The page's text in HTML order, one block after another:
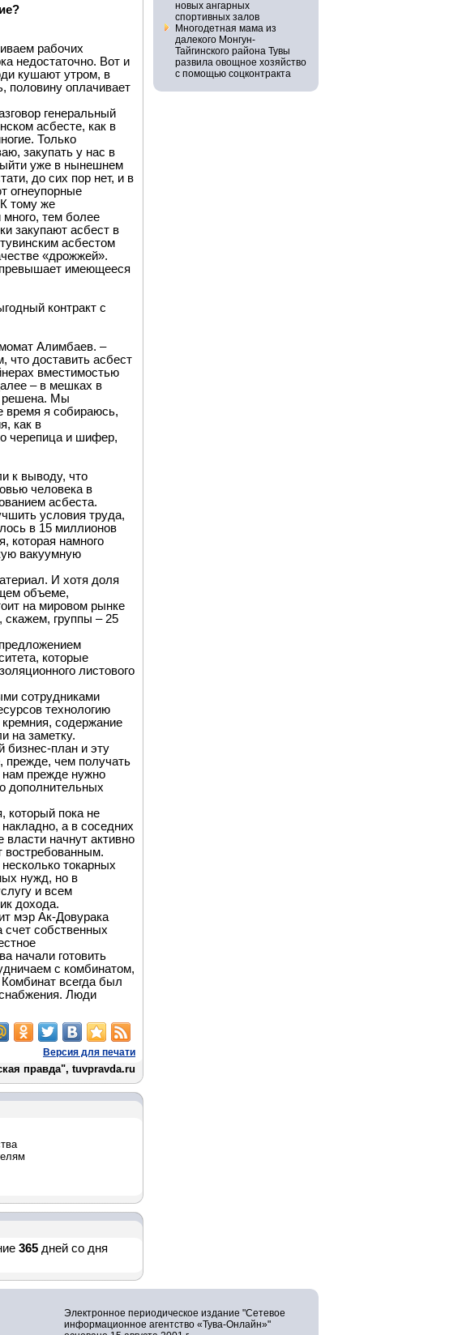
рабочих
недостаточно. Вот и
кушают утром, в
половину оплачивает
генеральный
асбесте, как в
Только
закупать у нас в
уже в нынешнем
до сих пор нет, и в
огнеупорные
тому же
тем более
закупают асбест в
асбестом
«дрожжей».
превышает имеющееся
контракт с
Алимбаев. –
что доставить асбест
вместимостью
– в мешках в
решена. Мы
время я собираюсь,
как в
черепица и шифер,
к выводу, что
человека в
асбеста.
условия труда,
в 15 миллионов
которая намного
вакуумную
И хотя доля
объеме,
на мировом рынке
скажем, группы – 25
которые
листового
сотрудниками
технологию
кремния, содержание
на заметку.
бизнес-план и эту
прежде, чем получать
нам прежде нужно
дополнительных
который пока не
а в соседних
начнут активно
востребованным.
токарных
нужд, но в
и всем
дохода.
мэр Ак-Довурака
собственных
начали готовить
с комбинатом,
всегда был
Люди
Версия для печати
правда", tuvpravda.ru
365 дней со дня
новых ангарных
спортивных залов
Многодетная мама из
далекого Монгун-
Тайгинского района Тувы
развила овощное хозяйство
с помощью соцконтракта
Электронное периодическое издание "Сетевое
информационное агентство «Тува-Онлайн»"